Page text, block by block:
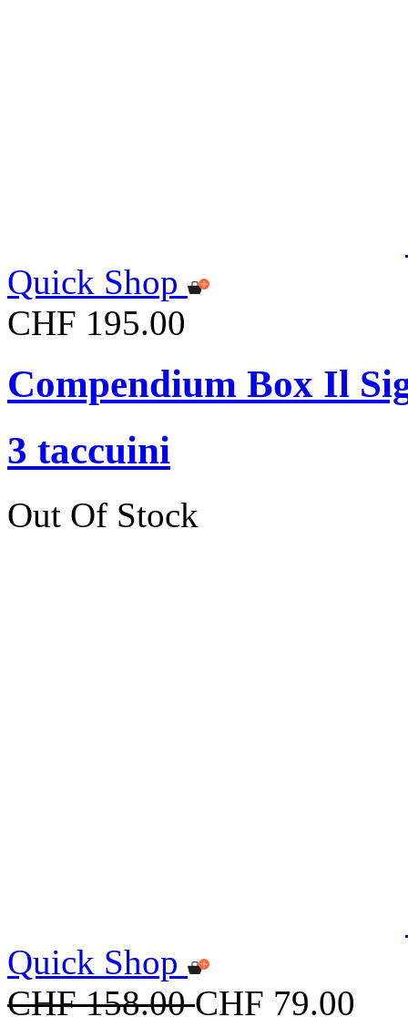
Quick Shop
CHF 195.00
Compendium Box Il
3 taccuini
Out Of Stock
Quick Shop
CHF 158.00CHF 79.00